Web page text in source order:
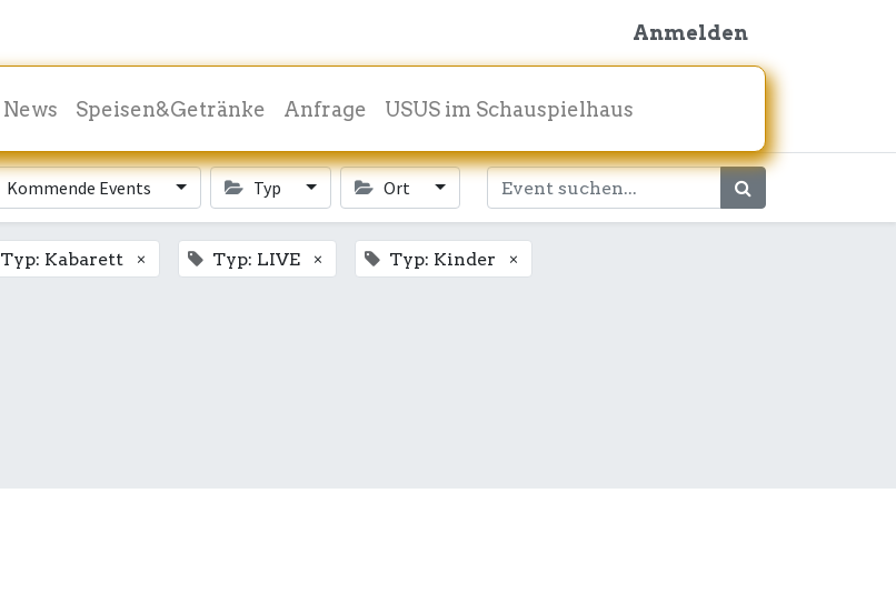
Anmelden
News Speisen&Getränke Anfrage USUS im Schauspielhaus
Kommende Events Typ Ort
Typ: Kabarett × Typ: LIVE × Typ: Kinder ×